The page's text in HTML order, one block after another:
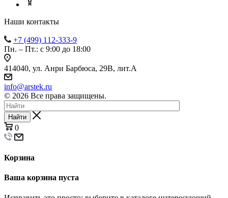
Наши контакты
+7 (499) 112-333-9
Пн. – Пт.: с 9:00 до 18:00
414040, ул. Анри Барбюса, 29В, лит.А
info@arstek.ru
© 2026 Все права защищены.
Найти
0
Корзина
Ваша корзина пуста